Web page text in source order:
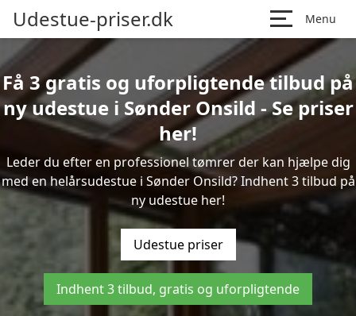
Udestue-priser.dk Menu
Få 3 gratis og uforpligtende tilbud på
ny udestue i Sønder Onsild - Se priser
her!
Leder du efter en professionel tømrer der kan hjælpe dig
med en helårsudestue i Sønder Onsild? Indhent 3 tilbud på
ny udestue her!
Udestue priser
Indhent 3 tilbud, gratis og uforpligtende